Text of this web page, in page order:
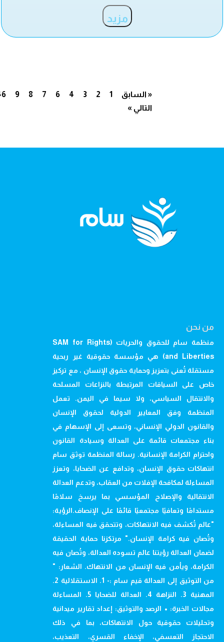
مزيد
« السابق 1
2
3
4
6
7
8
9
التالي »
من نحن
منظمة سام للحقوق والحريات (SAM for Rights
and Liberties) هي مؤسسة حقوقية غير ربحية
مستقلة تُعنى بتعزيز وحماية حقوق الإنسان ، مع تركيز
خاص على السياقات المرتبطة بالنزاعات المسلحة
والانتقال السياسي، ولا سيما في اليمن. تعمل
المنظمة وفق المعايير الدولية لحقوق الإنسان
والقانون الدولي الإنساني، وتسعى إلى الإسهام في
بناء مجتمعات قائمة على العدالة وسيادة القانون
واحترام الكرامة الإنسانية. رسالة المنظمة توثق سام
انتهاكات حقوق الإنسان، وتدافع عن الضحايا، وتعزز
المساءلة لمكافحة الإفلات من العقاب، وتدعم العدالة
الانتقالية والإصلاح المؤسسي بما يرسخ سلامًا
مستدامًا وتعافيًا مجتمعيًا قائمًا على الإنصاف.الرؤية:
"عالم تُكشف فيه الانتهاكات، وتتحقق فيه المساءلة،
وتُصان فيه كرامة الإنسان." مرتكزنا حماية الحقيقة
لضمان العدالة رؤيتنا عالم تسوده العدالة، وتُصان فيه
الكرامة، ويأمن فيه الإنسان من الانتهاك. الشعار: "
من التوثيق إلى العدالة قيم سام :- 1. الاستقلالية 2.
المهنية 3. النزاهة 4. العدالة للضحايا 5. المساءلة
مجالات الخبرة: • الرصد والتوثيق: إعداد تقارير ميدانية
وتحليلات حقوقية حول الانتهاكات، بما في ذلك
الاحتجاز التعسفي، الإخفاء القسري، التعذيب،